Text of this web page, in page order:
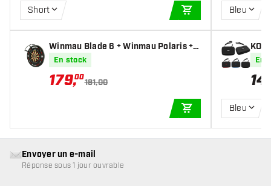
Short
AJOUTER AU
Winmau Blade 6 + Winmau Polaris +
Winmau Pro-Line Surround Bundle
En stock
179,00
181,00
AJOUTER AU
Bleu
En
14
Bleu
Envoyer un e-mail
Réponse sous 1 jour ouvrable